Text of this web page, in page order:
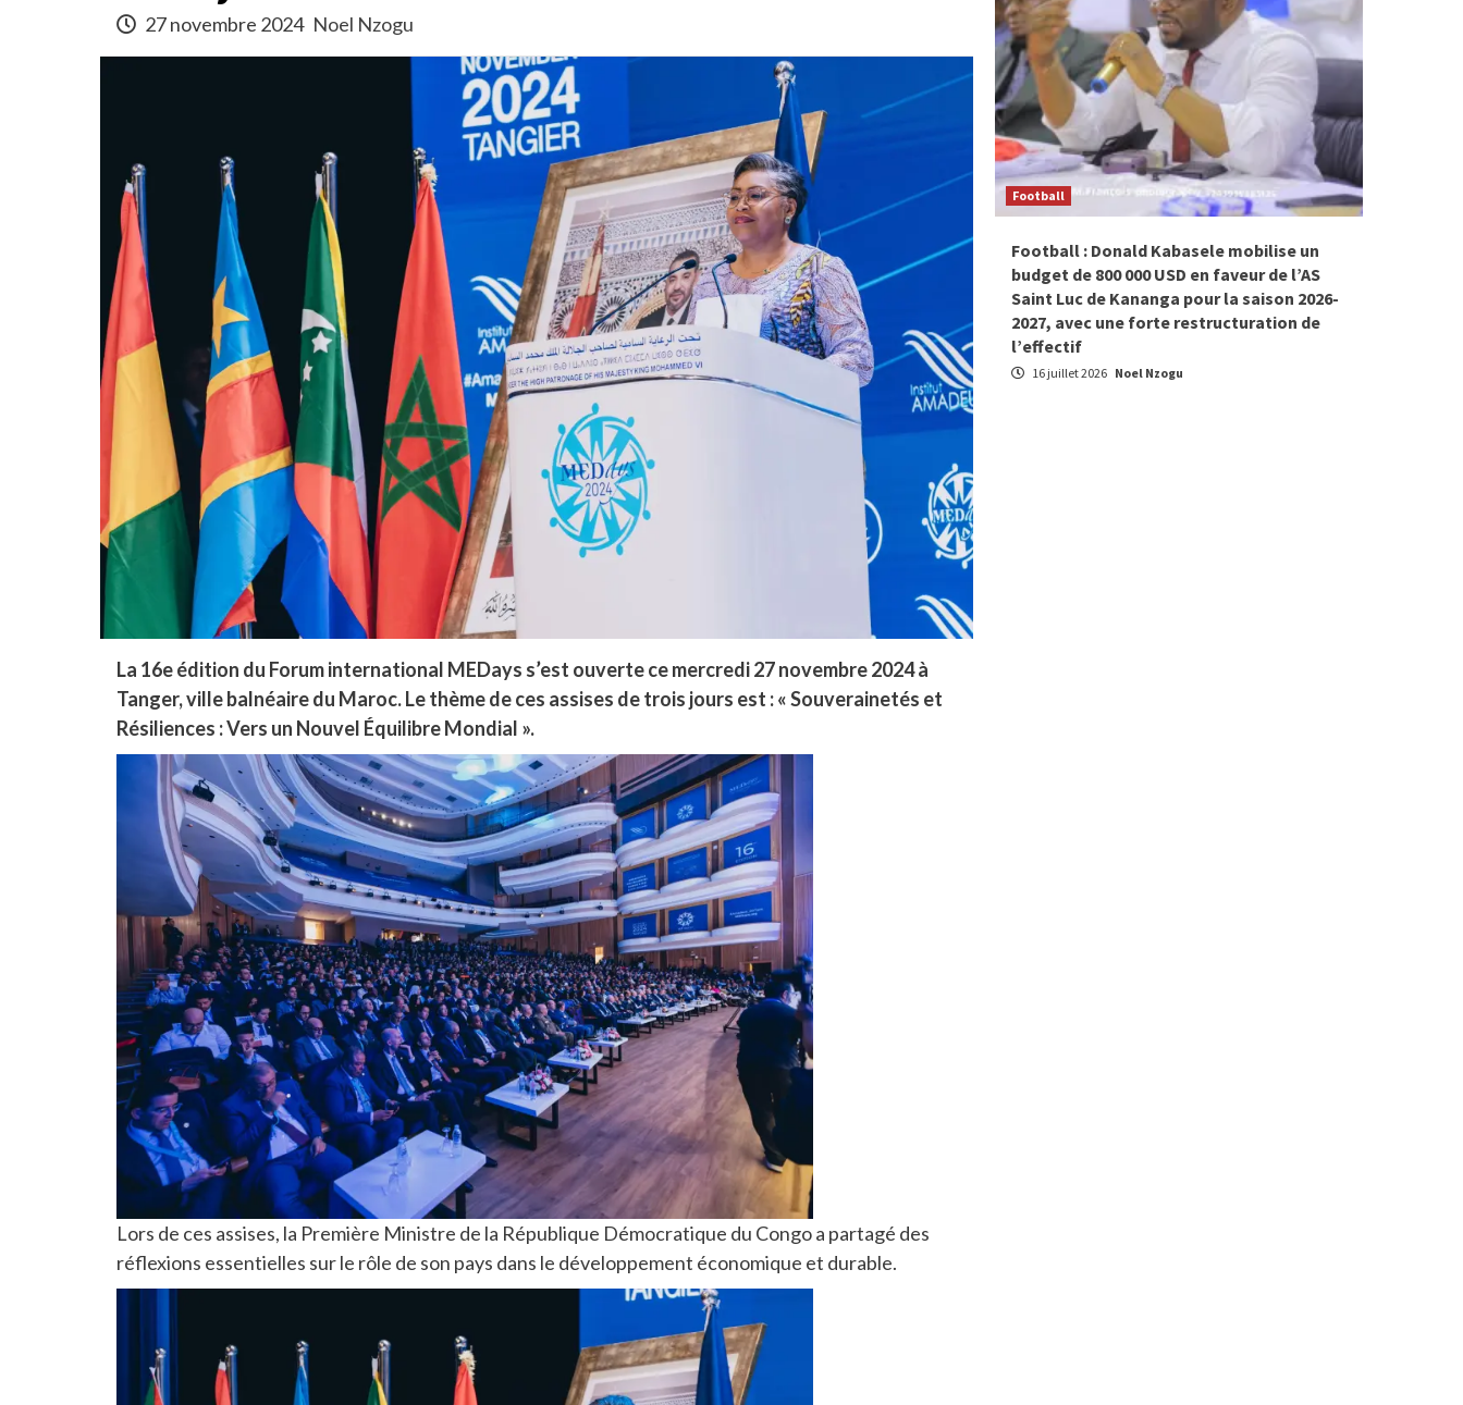
27 novembre 2024 Noel Nzogu
La 16e édition du Forum international MEDays s’est ouverte ce mercredi 27 novembre 2024 à
Tanger, ville balnéaire du Maroc. Le thème de ces assises de trois jours est : « Souverainetés et
Résiliences : Vers un Nouvel Équilibre Mondial ».
Lors de ces assises, la Première Ministre de la République Démocratique du Congo a partagé des
réflexions essentielles sur le rôle de son pays dans le développement économique et durable.
Football
Stade des Jeunes de Katoka : Me Donald
Kabasele attendu ce mercredi pour
donner le go de la pose historique du
Gazon synthétique
8 juillet 2026 Noel Nzogu
Football
Football : Donald Kabasele mobilise un
budget de 800 000 USD en faveur de l’AS
Saint Luc de Kananga pour la saison 2026-
2027, avec une forte restructuration de
l’effectif
16 juillet 2026 Noel Nzogu